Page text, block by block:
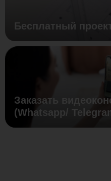
Бесплатный
Заказать
(Whatsapp/